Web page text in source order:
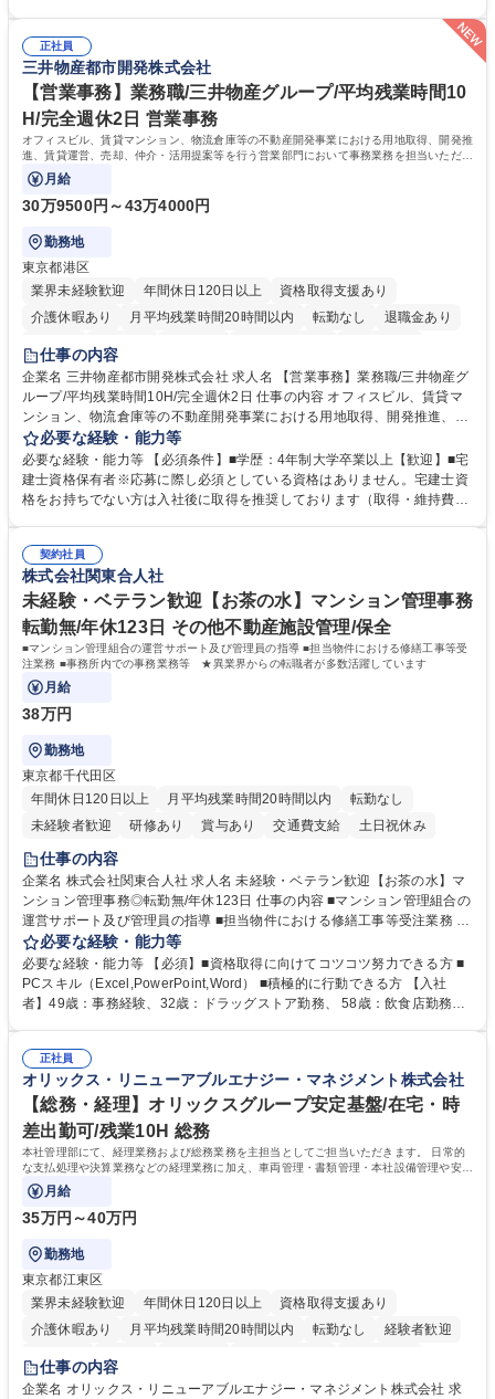
年休120日/デスクワーク中心で残業少なめ
務（各種委員会運営）】 ・学会内における各種委員会のスケジュール調
整、資料作成、当日の運営サポート 学歴・資格 学歴：大学院 大学 語学
力： 資格：
正社員
三井物産都市開発株式会社
【営業事務】業務職/三井物産グループ/平均残業時間10
H/完全週休2日 営業事務
オフィスビル、賃貸マンション、物流倉庫等の不動産開発事業における用地取得、開発推
進、賃貸運営、売却、仲介・活用提案等を行う営業部門において事務業務を担当いただき
ます。
月給
30万9500円～43万4000円
勤務地
東京都港区
業界未経験歓迎
年間休日120日以上
資格取得支援あり
介護休暇あり
月平均残業時間20時間以内 転勤なし
退職金あり
在宅OK
賞与あり
駅近5分以内
土日祝休み 寮・社宅あり
仕事の内容
企業名 三井物産都市開発株式会社 求人名 【営業事務】業務職/三井物産グ
ループ/平均残業時間10H/完全週休2日 仕事の内容 オフィスビル、賃貸マ
ンション、物流倉庫等の不動産開発事業における用地取得、開発推進、賃
貸運営、売却、仲介・活用提案等を行う営業部門において事務業務を担当
いただきます。 【詳細】・契約書管理、契約書製本、捺印対応、ファイリ
ング、登記簿取得、調書取得・支払業務（各種費用支払、支払管理、請
求・支払データ登録、取引先マスター申請対応）・予算作成及び予実管
の他に担当頂く業務が発生する場合があります。 募集職種 【営業事務】
業務職/三井物産グループ/平均残業時間10H/完全週休2日
必要な経験・能力等
必要な経験・能力等 【必須条件】■学歴：4年制大学卒業以上【歓迎】■宅
建士資格保有者※応募に際し必須としている資格はありません。宅建士資
格をお持ちでない方は入社後に取得を推奨しております（取得・維持費用
ション力がある方。 ・チャレンジを厭わず、粘り強く業務に取り組める
方。多様な関係者と謙虚に信頼関係を構築でき、期限を意識したスケジュ
ール管理が出来る方。※将来的に他部署（営業部門、コーポレート部門）
へのジョブローテーションの可能性があります。 学歴・資格 学歴：大学
院 大学 語学力： 資格：宅地建物取引士
契約社員
株式会社関東合人社
未経験・ベテラン歓迎【お茶の水】マンション管理事務
転勤無/年休123日 その他不動産施設管理/保全
■マンション管理組合の運営サポート及び管理員の指導 ■担当物件における修繕工事等受
注業務 ■事務所内での事務業務等 ★異業界からの転職者が多数活躍しています
月給
38万円
勤務地
東京都千代田区
年間休日120日以上
月平均残業時間20時間以内
転勤なし
未経験者歓迎
研修あり 賞与あり 交通費支給 土日祝休み
仕事の内容
企業名 株式会社関東合人社 求人名 未経験・ベテラン歓迎【お茶の水】マ
ンション管理事務◎転勤無/年休123日 仕事の内容 ■マンション管理組合の
運営サポート及び管理員の指導 ■担当物件における修繕工事等受注業務 ■
事務所内での事務業務等 ★異業界からの転職者が多数活躍しています
【年収補足】532万円 ＋別途インセンティヴで平均約100万円/年（昨年度
実績） ＋管理業務主任者資格手当50,000円/月 ★親会社である株式会社合
人社計画研究所社のグループ会社として、質の高いサービスと適性価格を
無/年休123日
必要な経験・能力等
必要な経験・能力等 【必須】■資格取得に向けてコツコツ努力できる方 ■
PCスキル（Excel,PowerPoint,Word） ■積極的に行動できる方 【入社
者】49歳：事務経験、32歳：ドラッグストア勤務、 58歳：飲食店勤務
得出来ております！ 【魅力】■フレックス制度、未経験からでも下限年収
を一律支給！ ■管理業務主任者資格取得後には50,000円/月の手当あり！
学歴・資格 学歴：大学院 大学 高専 短大 専修学校 高校 語学力： 資格：第
一種運転免許普通自動車
正社員
オリックス・リニューアブルエナジー・マネジメント株式会社
【総務・経理】オリックスグループ安定基盤/在宅・時
差出勤可/残業10H 総務
本社管理部にて、経理業務および総務業務を主担当としてご担当いただきます。 日常的
な支払処理や決算業務などの経理業務に加え、車両管理・書類管理・本社設備管理や安全
対策など幅広い総務業務もお任せします。
月給
35万円～40万円
勤務地
東京都江東区
業界未経験歓迎
年間休日120日以上
資格取得支援あり
介護休暇あり
月平均残業時間20時間以内 転勤なし
経験者歓迎
研修あり
在宅OK
駅近5分以内
資格取得手当あり 土日祝休み
仕事の内容
企業名 オリックス・リニューアブルエナジー・マネジメント株式会社 求